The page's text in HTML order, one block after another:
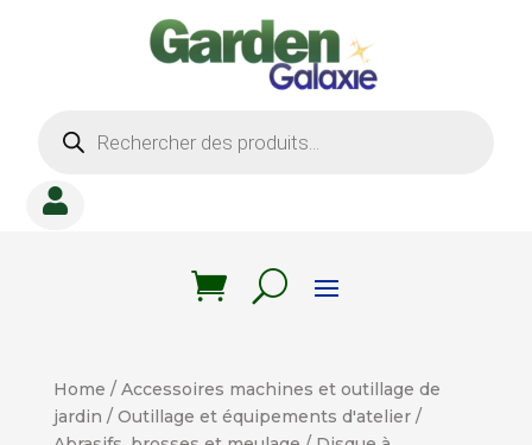
produits

Home / Accessoires machines et outillage de
jardin / Outillage et équipements d'atelier/